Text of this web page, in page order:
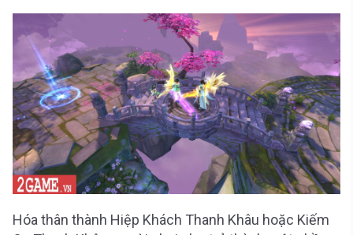
Hóa thân thành Hiệp Khách Thanh Khâu hoặc Kiếm